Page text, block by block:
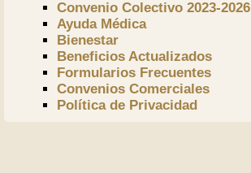
Convenio Colectivo 2023-2026
Ayuda Médica
Bienestar
Beneficios Actualizados
Formularios Frecuentes
Convenios Comerciales
Política de Privacidad